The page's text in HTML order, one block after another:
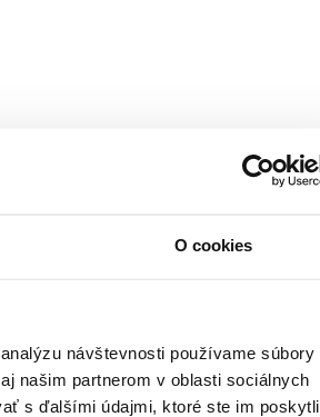
O cookies
návštevnosti používame súbory
našim partnerom v oblasti sociálnych
s ďalšími údajmi, ktoré ste im poskytli